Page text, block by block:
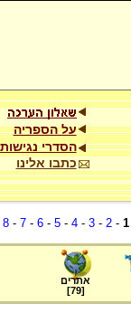
על הספריה
הסדרי נגישות
כתבו אלינו
1
-
2
-
3
-
4
-
5
-
6
-
7
-
8
אתרים
[
79
]